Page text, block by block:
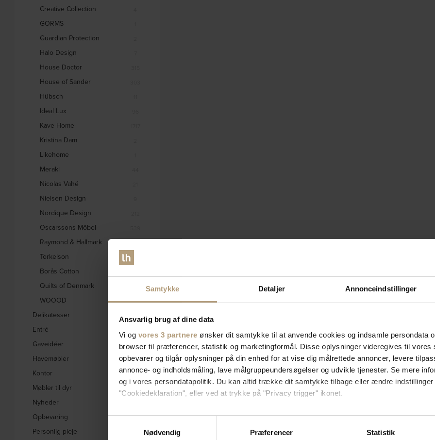
Samtykke Detaljer Annonceindstillinger
Ansvarlig brug af dine data
Vi og vores 3 partnere ønsker dit samtykke til at anvende cookies og indsamle persondata
browser til præferencer, statistik og marketingformål. Disse oplysninger videregives til vores
opbevarer og tilgår oplysninger på din enhed for at vise dig målrettede annoncer, levere
annonce- og indholdsmåling, lave målgruppeundersøgelser og udvikle tjenester. Se mere
og i vores persondatapolitik. Du kan altid trække dit samtykke tilbage eller ændre
"Cookiedeklaration", eller ved at trykke på "Privacy trigger" ikonet.
Hvis du tillader det, vil vi også gerne:
Indsamle præcise oplysninger om din placering, der kan være nøjagtig inden for få
Nødvendig
Præferencer Statistik
Creative Collection
GORMS
Guardian Protection
Halo Design
House Doctor
House of Sander
Hübsch
Ideal Lux
Kave Home
Kristina Dam
Likehome
Meraki
Nicolas Vahé
Nielsen Design
Nordique Design
Oscarssons Möbel
Raymond & Hallmark
Torkelson
Borås Cotton
Quilts of Denmark
WOOOD 2229
Delikatesser
Entré
Gaveidéer 847
Havemøbler 559
Kontor 128
Møbler til dyr
Nyheder
Opbevaring 242
Personlig pleje